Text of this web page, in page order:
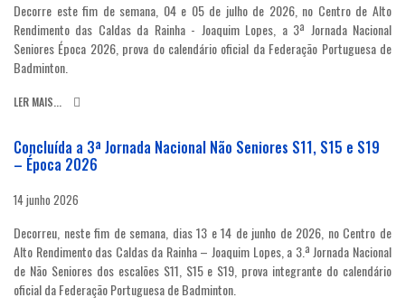
Decorre este fim de semana, 04 e 05 de julho de 2026, no Centro de Alto
Rendimento das Caldas da Rainha - Joaquim Lopes, a 3ª Jornada Nacional
Seniores Época 2026, prova do calendário oficial da Federação Portuguesa de
Badminton.
LER MAIS...
Concluída a 3ª Jornada Nacional Não Seniores S11, S15 e S19
– Época 2026
14 junho 2026
Decorreu, neste fim de semana, dias 13 e 14 de junho de 2026, no Centro de
Alto Rendimento das Caldas da Rainha – Joaquim Lopes, a 3.ª Jornada Nacional
de Não Seniores dos escalões S11, S15 e S19, prova integrante do calendário
oficial da Federação Portuguesa de Badminton.